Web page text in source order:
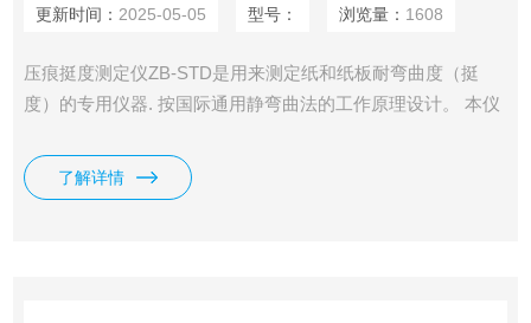
更新时间： 2025-05-05 型号： 浏览量： 1608
压痕挺度测定仪ZB-STD是用来测定纸和纸板耐弯曲度（挺
度）的专用仪器. 按国际通用静弯曲法的工作原理设计。 本仪
由端，当试样到一定弯曲角时的抗力即为变曲挺度，其单位为
mN；或抗力与试验长度的积，单位为mN.m。
了解详情